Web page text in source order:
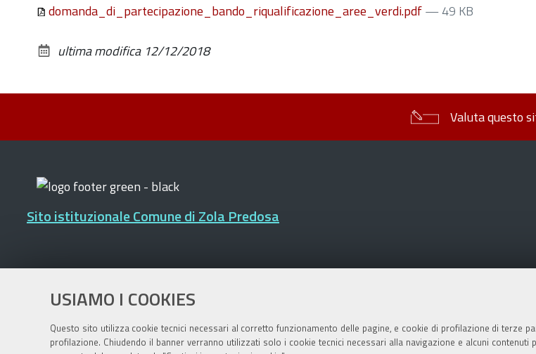
USIAMO I COOKIES
Questo sito utilizza cookie tecnici necessari al corretto funzionamento delle pagine, e cookie di profilazione di terze
profilazione. Chiudendo il banner verranno utilizzati solo i cookie tecnici necessari alla navigazione e alcuni
domanda_di_partecipazione_bando_riqualificazione_aree_verdi.pdf— 49 KB
ultima modifica 12/12/2018
Valuta questo
Sito istituzionale Comune di Zola Predosa